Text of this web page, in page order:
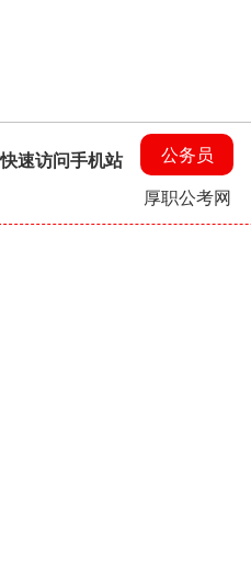
快速访问手机站
公务员
厚职公考网